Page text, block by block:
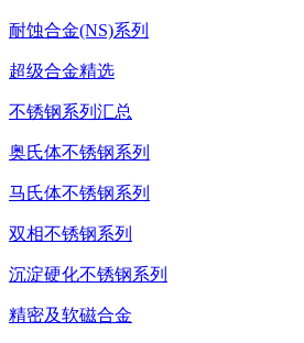
耐蚀合金(NS)系列
超级合金精选
不锈钢系列汇总
奥氏体不锈钢系列
马氏体不锈钢系列
双相不锈钢系列
沉淀硬化不锈钢系列
精密及软磁合金